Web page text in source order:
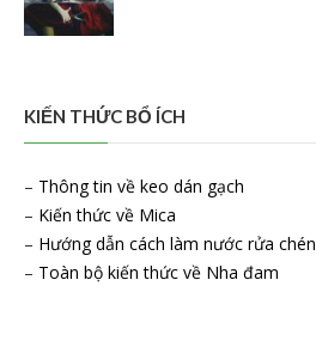
KIẾN THỨC BỔ ÍCH
– Thông tin về keo dán gạch
– Kiến thức về Mica
– Hướng dẫn cách làm nước rửa chén
– Toàn bộ kiến thức về Nha đam